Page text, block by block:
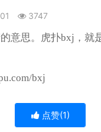
3747
意思。虎扑bxj，就
bxj
点赞(1)